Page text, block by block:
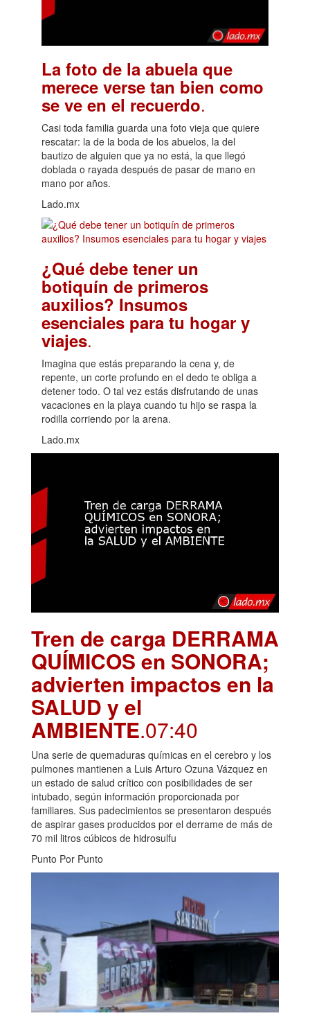
La foto de la abuela que
merece verse tan bien como
se ve en el recuerdo.
Casi toda familia guarda una foto vieja que quiere
rescatar: la de la boda de los abuelos, la del
bautizo de alguien que ya no está, la que llegó
doblada o rayada después de pasar de mano en
mano por años.
Lado.mx
¿Qué debe tener un
botiquín de primeros
auxilios? Insumos
esenciales para tu hogar y
viajes.
Imagina que estás preparando la cena y, de
repente, un corte profundo en el dedo te obliga a
detener todo. O tal vez estás disfrutando de unas
vacaciones en la playa cuando tu hijo se raspa la
rodilla corriendo por la arena.
Lado.mx
Tren de carga DERRAMA
QUÍMICOS en SONORA;
advierten impactos en la
SALUD y el
AMBIENTE.07:40
Una serie de quemaduras químicas en el cerebro y los
pulmones mantienen a Luis Arturo Ozuna Vázquez en
un estado de salud crítico con posibilidades de ser
intubado, según información proporcionada por
familiares. Sus padecimientos se presentaron después
de aspirar gases producidos por el derrame de más de
70 mil litros cúbicos de hidrosulfu
Punto Por Punto